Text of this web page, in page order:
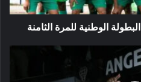
الوطنية للمرة الثامنة